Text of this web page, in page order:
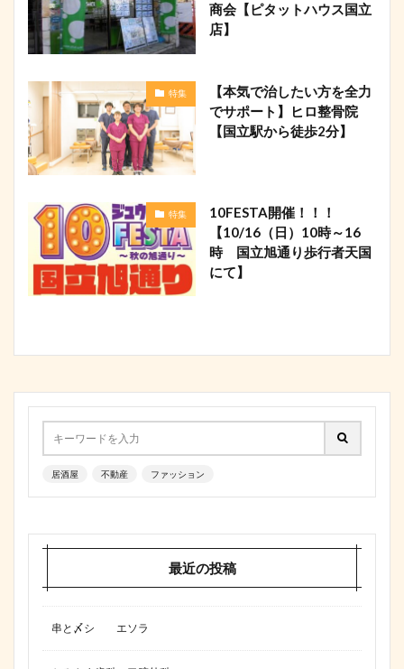
商会【ピタットハウス国立
店】
特集
【本気で治したい方を全力
でサポート】ヒロ整骨院
【国立駅から徒歩2分】
特集
10FESTA開催！！！
【10/16（日）10時～16
時 国立旭通り歩行者天国
にて】
居酒屋 不動産 ファッション
最近の投稿
串と〆シ エソラ